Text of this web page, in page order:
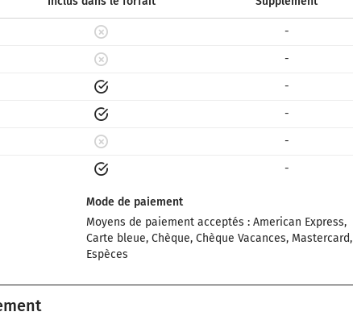
-
-
-
-
-
-
Mode de paiement
Moyens de paiement acceptés : American Express,
Carte bleue, Chèque, Chèque Vacances, Mastercard,
Espèces